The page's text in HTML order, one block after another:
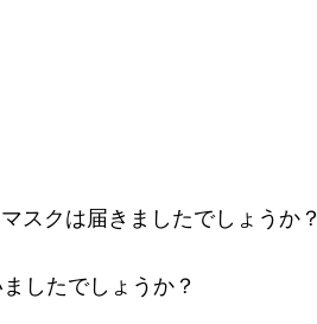
スクは届きましたでしょうか
したでしょうか？